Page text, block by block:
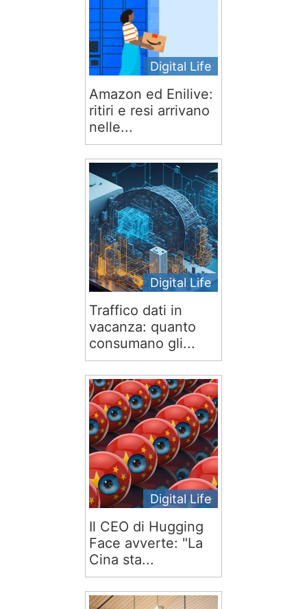
Digital Life
Amazon ed Enilive:
ritiri e resi arrivano
nelle...
Digital Life
Traffico dati in
vacanza: quanto
consumano gli...
Digital Life
Il CEO di Hugging
Face avverte: "La
Cina sta...